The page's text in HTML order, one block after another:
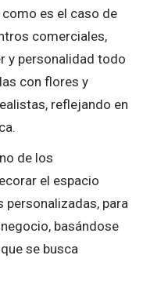
es el caso de
comerciales,
y personalidad todo
con flores y
reflejando en
de los
el espacio
personalizadas, para
basándose
se busca